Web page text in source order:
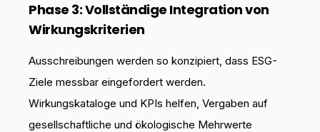
Phase 3: Vollständige Integration von
Wirkungskriterien
Ausschreibungen werden so konzipiert, dass ESG-
Ziele messbar eingefordert werden.
Wirkungskataloge und KPIs helfen, Vergaben auf
gesellschaftliche und ökologische Mehrwerte